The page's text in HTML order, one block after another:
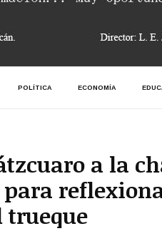
POLÍTICA ECONOMÍA
a la
para
trueque